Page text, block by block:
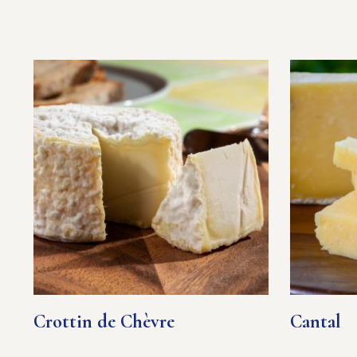
Crottin de Chèvre Cantal